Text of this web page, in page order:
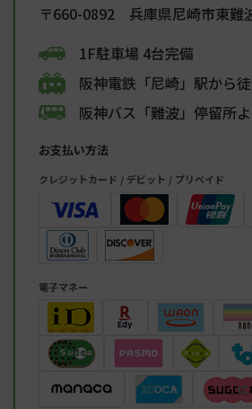
〒660-0892 兵庫県尼崎市東難
1F駐車場 4台完備
阪神電鉄「尼崎」駅から
阪神バス「難波」停留所
お支払い方法
クレジットカード / デビット / プリペイド
電子マネー